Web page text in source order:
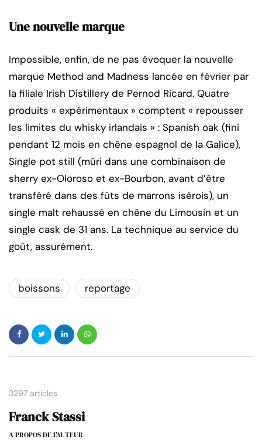
Une nouvelle marque
Impossible, enfin, de ne pas évoquer la nouvelle
marque Method and Madness lancée en février par
la filiale Irish Distillery de Pernod Ricard. Quatre
produits « expérimentaux » comptent « repousser
les limites du whisky irlandais » : Spanish oak (fini
pendant 12 mois en chêne espagnol de la Galice),
Single pot still (mûri dans une combinaison de
sherry ex-Oloroso et ex-Bourbon, avant d’être
transféré dans des fûts de marrons isérois), un
single malt rehaussé en chêne du Limousin et un
single cask de 31 ans. La technique au service du
goût, assurément.
boissons reportage
3297 articles
Franck Stassi
A PROPOS DE L'AUTEUR